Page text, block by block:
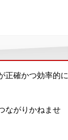
正確かつ効率的に
ながりかねませ